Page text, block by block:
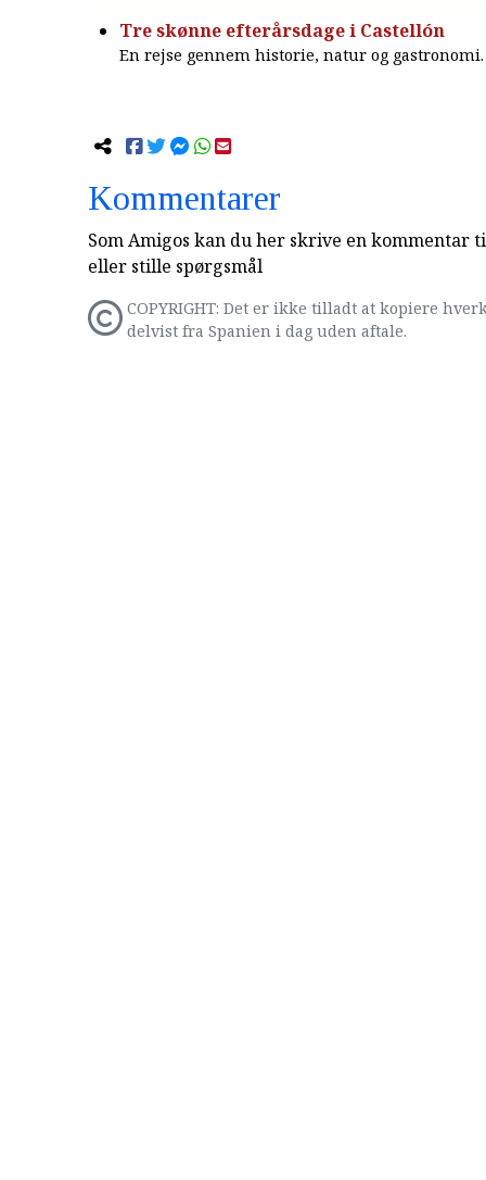
Tre skønne efterårsdage i Castellón
En rejse gennem historie, natur og gastronomi.
Kommentarer
Som Amigos kan du her skrive en kommentar
eller stille spørgsmål
COPYRIGHT: Det er ikke tilladt at kopiere
delvist fra Spanien i dag uden aftale.